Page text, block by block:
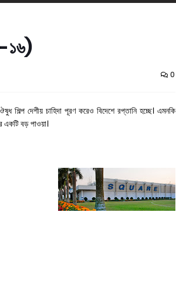
১৬)
0
দেশীয় চাহিদা পূরণ করেও বিদেশে রপ্তানি হচ্ছে। এমনকি
একটি বড় পাওয়া।